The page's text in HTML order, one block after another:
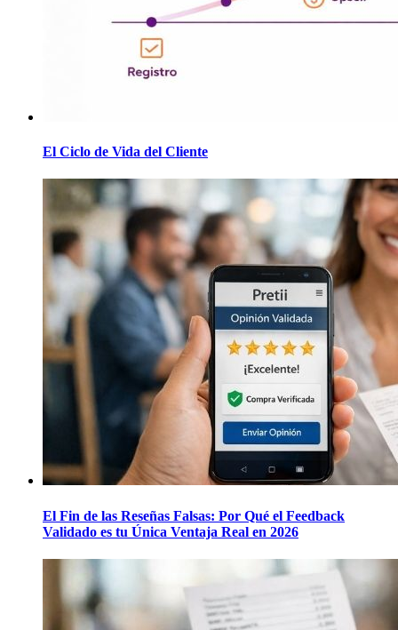
El Ciclo de Vida del Cliente
El Fin de las Reseñas Falsas: Por Qué el Feedback
Validado es tu Única Ventaja Real en 2026